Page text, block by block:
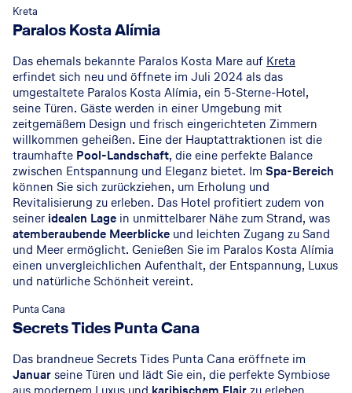
Kreta
Paralos Kosta Alímia
Das ehemals bekannte Paralos Kosta Mare auf Kreta
erfindet sich neu und öffnete im Juli 2024 als das
umgestaltete Paralos Kosta Alímia, ein 5-Sterne-Hotel,
seine Türen. Gäste werden in einer Umgebung mit
zeitgemäßem Design und frisch eingerichteten Zimmern
willkommen geheißen. Eine der Hauptattraktionen ist die
traumhafte Pool-Landschaft, die eine perfekte Balance
zwischen Entspannung und Eleganz bietet. Im Spa-Bereich
können Sie sich zurückziehen, um Erholung und
Revitalisierung zu erleben. Das Hotel profitiert zudem von
seiner idealen Lage in unmittelbarer Nähe zum Strand, was
atemberaubende Meerblicke und leichten Zugang zu Sand
und Meer ermöglicht. Genießen Sie im Paralos Kosta Alímia
einen unvergleichlichen Aufenthalt, der Entspannung, Luxus
und natürliche Schönheit vereint.
Punta Cana
Secrets Tides Punta Cana
Das brandneue Secrets Tides Punta Cana eröffnete im
Januarseine Türen und lädt Sie ein, die perfekte Symbiose